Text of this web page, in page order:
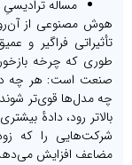
مساله
هوش مصنوعی از آن‌رو
تأثیراتی فراگیر و
طوری که چرخه
صنعت است: هر چه
چه مدل‌ها قوی‌تر
بالاتر رود، دادۀ
شرکت‌هایی را که
مضاعف افزایش